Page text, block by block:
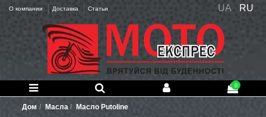
О компании Доставка Статьи UA RU
0
Дом Масла Масло Putoline